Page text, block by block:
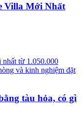
Villa Mới Nhất
từ 1.050.000
và kinh nghiệm đặt
tàu hỏa, có gì